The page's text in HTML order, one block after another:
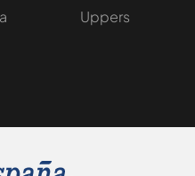
Uppers